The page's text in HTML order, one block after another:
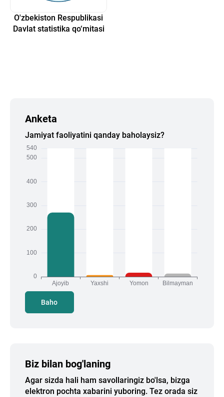
O'zbekiston Respublikasi
Davlat statistika qo‘mitasi
Anketa
Jamiyat faoliyatini qanday baholaysiz?
Baho
Biz bilan bog'laning
Agar sizda hali ham savollaringiz bo'lsa, bizga
elektron pochta xabarini yuboring. Tez orada siz